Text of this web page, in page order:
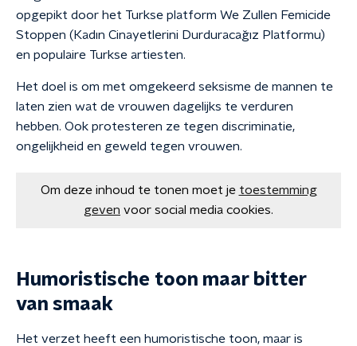
opgepikt door het Turkse platform We Zullen Femicide
Stoppen (Kadın Cinayetlerini Durduracağız Platformu)
en populaire Turkse artiesten.
Het doel is om met omgekeerd seksisme de mannen te
laten zien wat de vrouwen dagelijks te verduren
hebben. Ook protesteren ze tegen discriminatie,
ongelijkheid en geweld tegen vrouwen.
Om deze inhoud te tonen moet je toestemming
geven voor social media cookies.
Humoristische toon maar bitter
van smaak
Het verzet heeft een humoristische toon, maar is